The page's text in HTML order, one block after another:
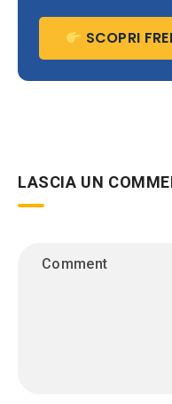
SCOPRI
LASCIA UN